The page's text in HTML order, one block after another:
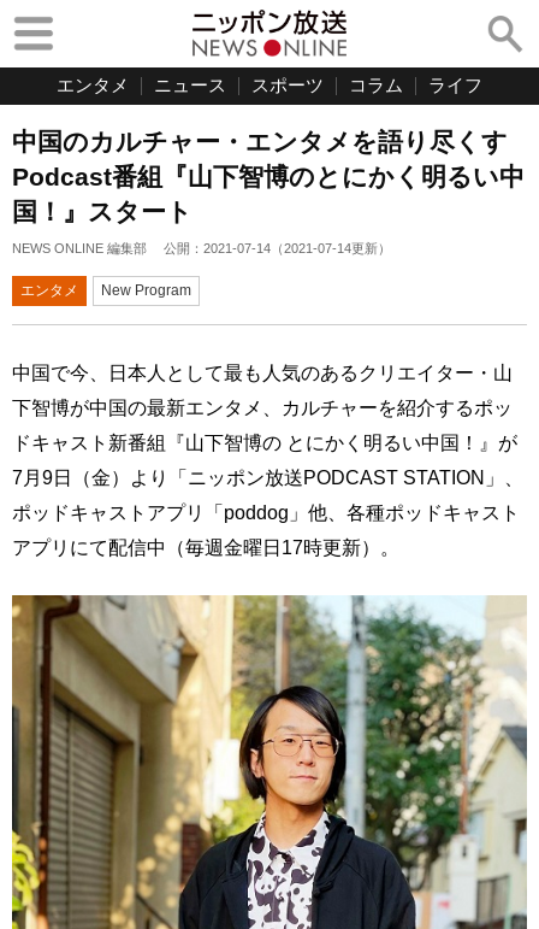
エンタメ ニュース スポーツ コラム ライフ
中国のカルチャー・エンタメを語り尽くす
Podcast番組『山下智博のとにかく明るい中
国！』スタート
NEWS ONLINE 編集部 公開： 2021-07-14 （2021-07-14更新）
エンタメ New Program
中国で今、日本人として最も人気のあるクリエイター・山
下智博が中国の最新エンタメ、カルチャーを紹介するポッ
ドキャスト新番組『山下智博の とにかく明るい中国！』が
7月9日（金）より「ニッポン放送PODCAST STATION」、
ポッドキャストアプリ「poddog」他、各種ポッドキャスト
アプリにて配信中（毎週金曜日17時更新）。